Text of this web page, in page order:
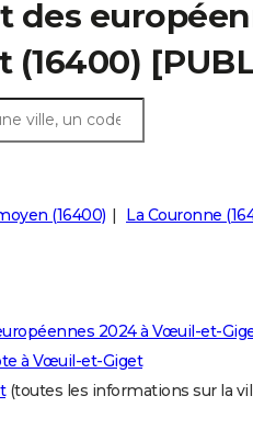
des
(16400)
(16400) La Couronne
2024 à Vœuil-et-
à Vœuil-et-Giget
(toutes les informations sur la